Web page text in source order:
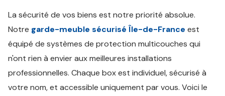
La sécurité de vos biens est notre priorité absolue.
Notre garde-meuble sécurisé Île-de-France est
équipé de systèmes de protection multicouches qui
n'ont rien à envier aux meilleures installations
professionnelles. Chaque box est individuel, sécurisé à
votre nom, et accessible uniquement par vous. Voici le